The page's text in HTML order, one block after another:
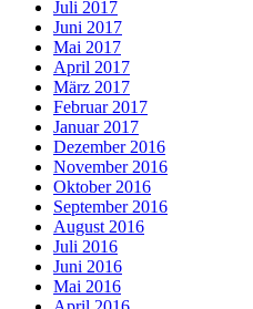
Juli 2017
Juni 2017
Mai 2017
April 2017
März 2017
Februar 2017
Januar 2017
Dezember 2016
November 2016
Oktober 2016
September 2016
August 2016
Juli 2016
Juni 2016
Mai 2016